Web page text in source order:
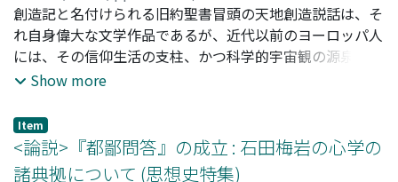
よって教行信証の研究に新しい面を開こうとするものであ
る。
辻田, 右左男;Tsujita, Usao;ツジタ, ウサオ
創造記と名付けられる旧約聖書冒頭の天地創造説話は、そ
れ自身偉大な文学作品であるが、近代以前のヨーロッパ人
には、その信仰生活の支柱、かつ科学的宇宙観の源泉でも
あった。特にキリスト教神学が支配的であった中世におい
への信仰は、同時に被造者としての人間の位置の認識を呼
びさました。かりに披造者意識とよぶこのような自覚は
種々の形で捉えられるが、全体として、中世の精神をつつ
Show more
Item
<論説>『都鄙問答』の成立 : 石田梅岩の心学の
諸典拠について (思想史特集)